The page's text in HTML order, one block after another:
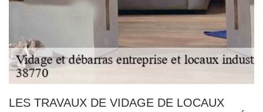
LES TRAVAUX DE VIDAGE DE LOCAUX